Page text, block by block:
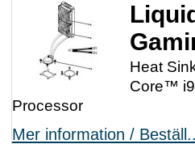
Heat
Core™
Processor
Mer information /